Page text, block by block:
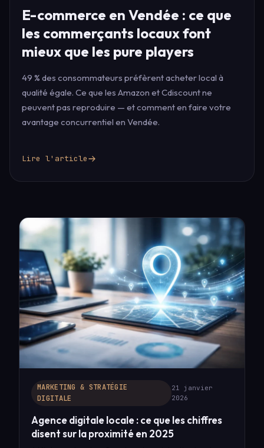
E-commerce en Vendée : ce que
les commerçants locaux font
mieux que les pure players
49 % des consommateurs préfèrent acheter local à
qualité égale. Ce que les Amazon et Cdiscount ne
peuvent pas reproduire — et comment en faire votre
avantage concurrentiel en Vendée.
Lire l'article
MARKETING & STRATÉGIE
DIGITALE
21 janvier
2026
Agence digitale locale : ce que les chiffres
disent sur la proximité en 2025